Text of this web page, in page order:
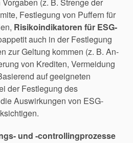
(z. B. Strenge der
Festlegung von Puffern für
Risikoindikatoren für ESG-
auch in der Festlegung
zur Geltung kommen (z. B. An-
von Krediten, Vermeidung
auf geeigneten
der Festlegung des
Auswirkungen von ESG-
und -controllingprozesse